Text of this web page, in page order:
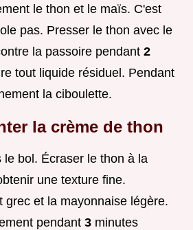
le thon et le maïs. C'est
pas. Presser le thon avec le
la passoire pendant 2
tout liquide résiduel. Pendant
la ciboulette.
la crème de thon
le bol. Écraser le thon à la
une texture fine.
grec et la mayonnaise légère.
pendant 3 minutes